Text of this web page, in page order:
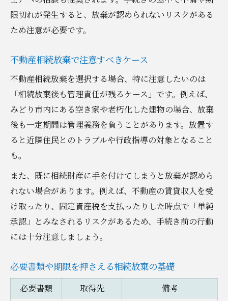
限切れが発生すると、放棄が認められないリスクがある
ため注意が必要です。
不動産相続放棄で注意すべきケース
不動産相続放棄を選択する場合、特に注意したいのは
「相続放棄後も管理責任が残るケース」です。例えば、
みどり市内にある空き家や老朽化した建物の場合、放棄
後も一定期間は管理義務を負うことがあります。放置す
ると近隣住民とのトラブルや行政指導の対象となること
も。
また、既に相続財産に手を付けてしまうと放棄が認めら
れない場合があります。例えば、不動産の賃貸収入を受
け取ったり、固定資産税を支払ったりした時点で「単純
承認」とみなされるリスクがあるため、手続き前の行動
には十分注意しましょう。
必要書類や期限を押さえる相続放棄の基礎
必要書類 取得先
備考